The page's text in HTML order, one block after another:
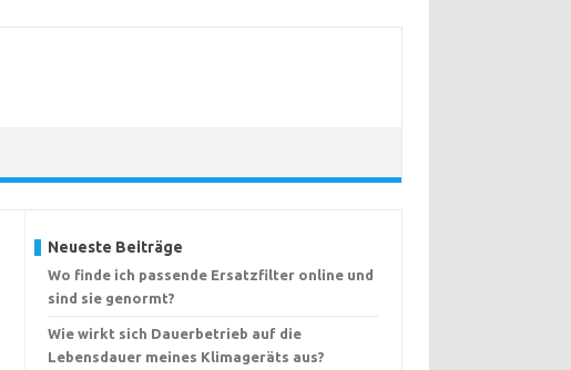
Neueste Beiträge
Wo finde ich passende Ersatzfilter online und
sind sie genormt?
Wie wirkt sich Dauerbetrieb auf die
Lebensdauer meines Klimageräts aus?